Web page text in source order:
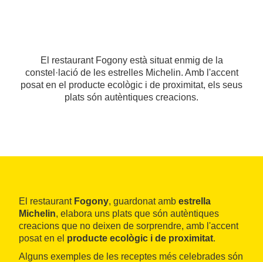
El restaurant Fogony està situat enmig de la
constel·lació de les estrelles Michelin. Amb l'accent
posat en el producte ecològic i de proximitat, els seus
plats són autèntiques creacions.
El restaurant Fogony, guardonat amb estrella
Michelin, elabora uns plats que són autèntiques
creacions que no deixen de sorprendre, amb l'accent
posat en el producte ecològic i de proximitat.
Alguns exemples de les receptes més celebrades són